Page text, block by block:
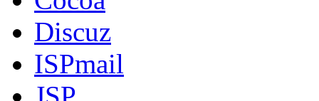
Discuz
ISPmail